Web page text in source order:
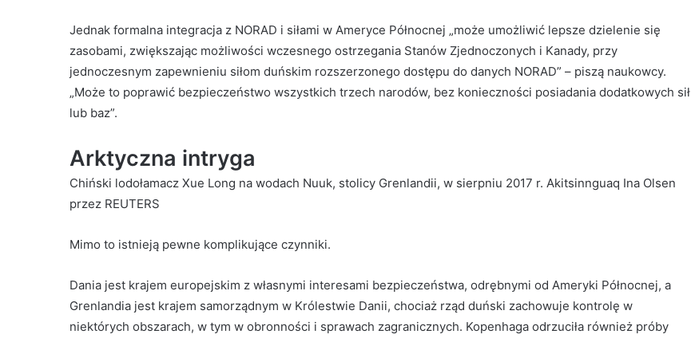
Jednak formalna integracja z NORAD i siłami w Ameryce Północnej „może umożliwić lepsze dzielenie się
zasobami, zwiększając możliwości wczesnego ostrzegania Stanów Zjednoczonych i Kanady, przy
jednoczesnym zapewnieniu siłom duńskim rozszerzonego dostępu do danych NORAD” – piszą naukowcy.
„Może to poprawić bezpieczeństwo wszystkich trzech narodów, bez konieczności posiadania dodatkowych sił
lub baz”.
Arktyczna intryga
Chiński lodołamacz Xue Long na wodach Nuuk, stolicy Grenlandii, w sierpniu 2017 r. Akitsinnguaq Ina Olsen
przez REUTERS
Mimo to istnieją pewne komplikujące czynniki.
Dania jest krajem europejskim z własnymi interesami bezpieczeństwa, odrębnymi od Ameryki Północnej, a
Grenlandia jest krajem samorządnym w Królestwie Danii, chociaż rząd duński zachowuje kontrolę w
niektórych obszarach, w tym w obronności i sprawach zagranicznych. Kopenhaga odrzuciła również próby